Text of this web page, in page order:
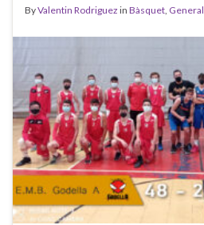
ByValentin Rodriguez in Bàsquet General